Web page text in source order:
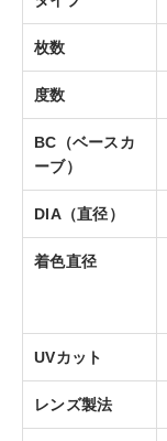
枚数
度数
BC（ベースカ
ーブ）
DIA（直径）
着色直径
UVカット
レンズ製法